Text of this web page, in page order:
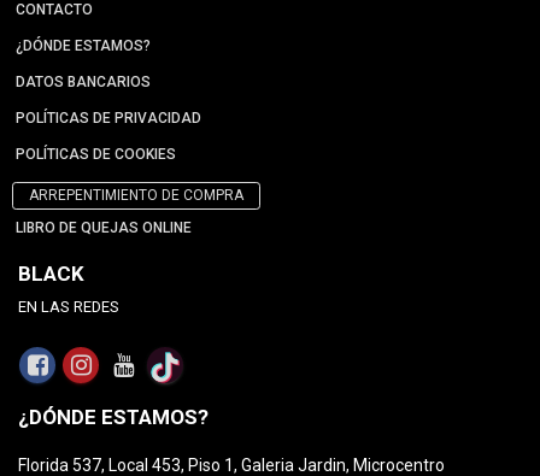
CONTACTO
¿DÓNDE ESTAMOS?
DATOS BANCARIOS
POLÍTICAS DE PRIVACIDAD
POLÍTICAS DE COOKIES
ARREPENTIMIENTO DE COMPRA
LIBRO DE QUEJAS ONLINE
BLACK
EN LAS REDES
¿DÓNDE ESTAMOS?
Florida 537, Local 453, Piso 1, Galeria Jardin, Microcentro